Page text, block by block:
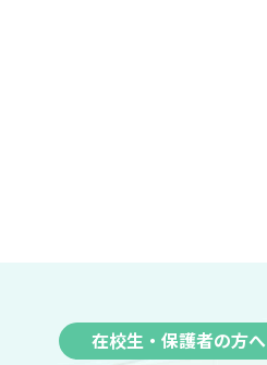
在校生・保護者の方へ